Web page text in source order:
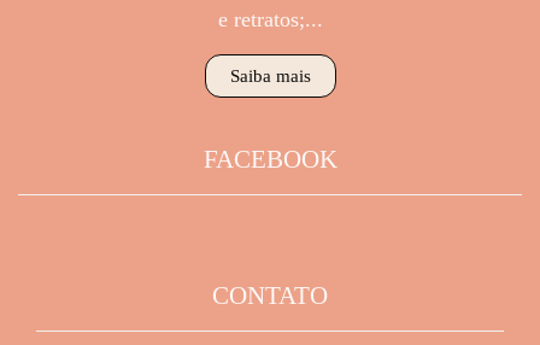
e retratos;...
Saiba mais
FACEBOOK
CONTATO